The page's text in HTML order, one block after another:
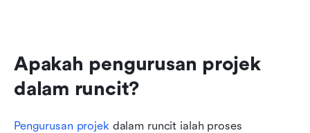
Apakah pengurusan projek
dalam runcit?
Pengurusan projek dalam runcit ialah proses